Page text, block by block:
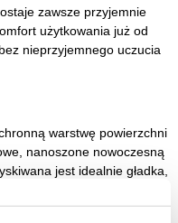
zawsze przyjemnie
użytkowania już od
nieprzyjemnego uczucia
warstwę powierzchni
nanoszone nowoczesną
jest idealnie gładka,